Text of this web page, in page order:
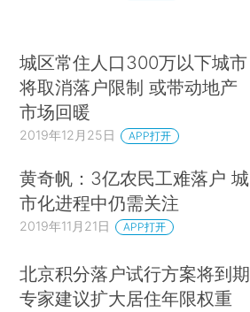
城区常住人口300万以下城市
将取消落户限制 或带动地产
市场回暖
2019年12月25日 APP打开
黄奇帆：3亿农民工难落户 城
市化进程中仍需关注
2019年11月21日 APP打开
北京积分落户试行方案将到期
专家建议扩大居住年限权重